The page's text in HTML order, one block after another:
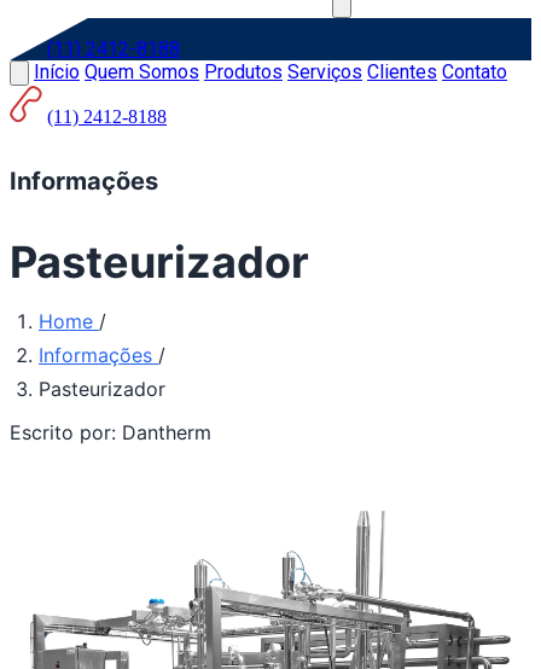
(11) 2412-8188
Início Quem Somos Produtos Serviços Clientes Contato
(11) 2412-8188
Informações
Pasteurizador
Home /
Informações /
Pasteurizador
Escrito por: Dantherm